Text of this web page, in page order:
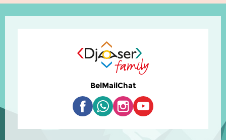
BelMailChat